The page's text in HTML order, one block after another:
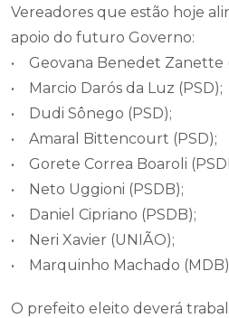
Vereadores que estão hoje
apoio do futuro Governo:
• Geovana Benedet Zanette
• Marcio Darós da Luz (PSD);
• Dudi Sônego (PSD);
• Amaral Bittencourt (PSD);
• Gorete Correa Boaroli
• Neto Uggioni (PSDB);
• Daniel Cipriano (PSDB);
• Neri Xavier (UNIÃO);
• Marquinho Machado
O prefeito eleito deverá